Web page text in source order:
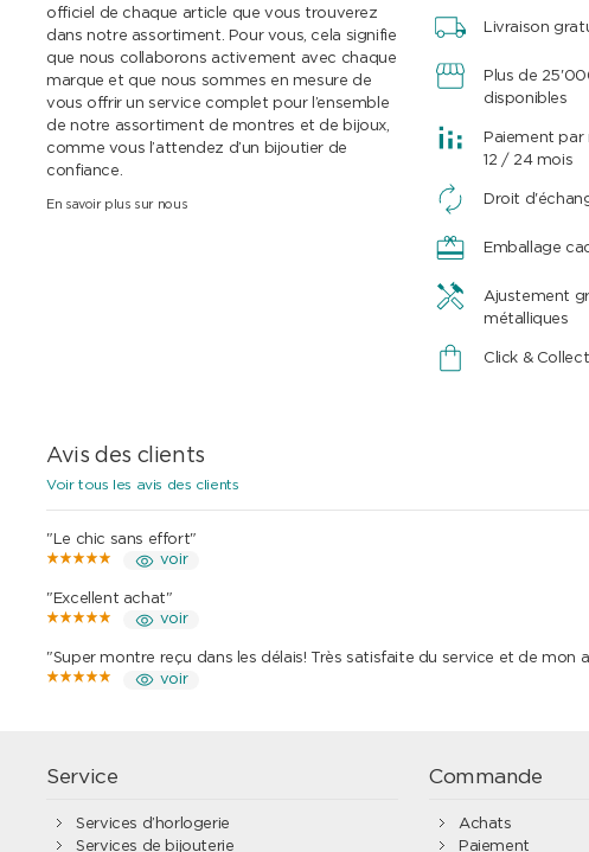
officiel de chaque article que vous trouverez
dans notre assortiment. Pour vous, cela signifie
que nous collaborons activement avec chaque
marque et que nous sommes en mesure de
vous offrir un service complet pour l’ensemble
de notre assortiment de montres et de bijoux,
comme vous l’attendez d’un bijoutier de
confiance.
En savoir plus sur nous
Livraison
Plus de
disponibles
Paiement par
12 / 24 mois
Droit
Emballage
Ajustement
métalliques
Click & Collect
Avis des clients
Voir tous les avis des clients
"Le chic sans effort"
voir
"Excellent achat"
voir
"Super montre reçu dans les délais! Très satisfaite du service et de mon
voir
Service
Services d’horlogerie
Services de bijouterie
Commande
Achats
Paiement